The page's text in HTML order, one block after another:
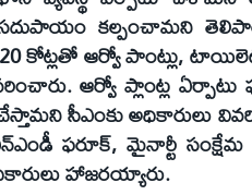
కల్పంచామని
కోట్లతో ఆర్వో పాంట్లు,
ఆర్వో ప్లాంట్ల
సీఎంకు అధికారులు
ఫరూక్, మైనార్టీ
హాజరయ్యారు.